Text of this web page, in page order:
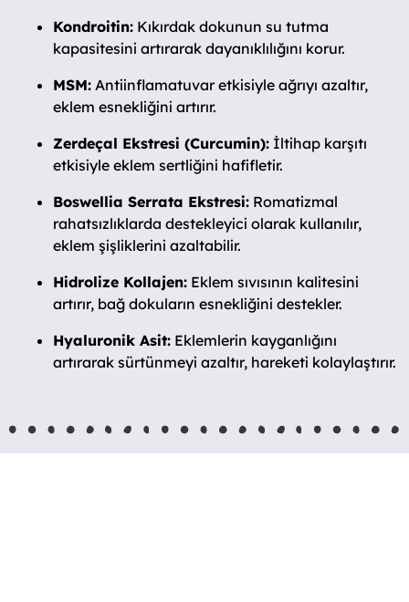
Kondroitin: Kıkırdak dokunun su tutma
kapasitesini artırarak dayanıklılığını korur.
MSM: Antiinflamatuvar etkisiyle ağrıyı azaltır,
eklem esnekliğini artırır.
Zerdeçal Ekstresi (Curcumin): İltihap karşıtı
etkisiyle eklem sertliğini hafifletir.
Boswellia Serrata Ekstresi: Romatizmal
rahatsızlıklarda destekleyici olarak kullanılır,
eklem şişliklerini azaltabilir.
Hidrolize Kollajen: Eklem sıvısının kalitesini
artırır, bağ dokuların esnekliğini destekler.
Hyaluronik Asit: Eklemlerin kayganlığını
artırarak sürtünmeyi azaltır, hareketi kolaylaştırır.